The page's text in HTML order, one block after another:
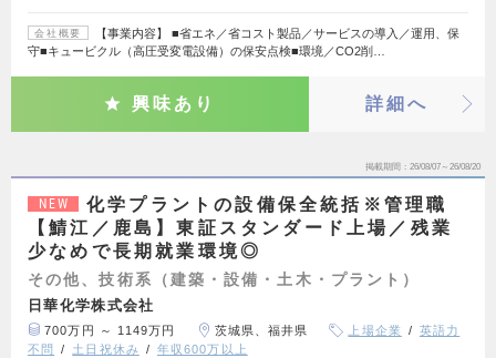
会社概要
【事業内容】 ■省エネ／省コスト製品／サービスの導入／運用、保
守■キュービクル（高圧受変電設備）の保安点検■環境／CO2削…
興味あり 詳細へ
掲載期間 26/08/07～26/08/20
NEW
化学プラントの設備保全統括※管理職
【鯖江／鹿島】東証スタンダード上場／残業
少なめで長期就業環境◎
その他、技術系（建築・設備・土木・プラント）
日華化学株式会社
700万円 ～ 1149万円 茨城県、福井県 上場企業
英語力
不問
土日祝休み 年収600万以上